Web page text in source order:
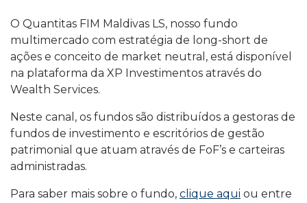
O Quantitas FIM Maldivas LS, nosso fundo
multimercado com estratégia de long-short de
ações e conceito de market neutral, está disponível
na plataforma da XP Investimentos através do
Wealth Services.
Neste canal, os fundos são distribuídos a gestoras de
fundos de investimento e escritórios de gestão
patrimonial que atuam através de FoF’s e carteiras
administradas.
Para saber mais sobre o fundo, clique aqui ou entre